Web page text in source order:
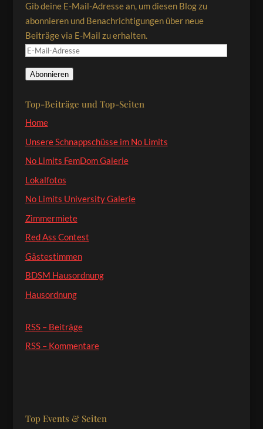
Gib deine E-Mail-Adresse an, um diesen Blog zu
abonnieren und Benachrichtigungen über neue
Beiträge via E-Mail zu erhalten.
E-
Adresse
Abonnieren
Top-Beiträge und Top-Seiten
Home
Unsere Schnappschüsse im No Limits
No Limits FemDom Galerie
Lokalfotos
No Limits University Galerie
Zimmermiete
Red Ass Contest
Gästestimmen
BDSM Hausordnung
Hausordnung
RSS – Beiträge
RSS – Kommentare
Top Events & Seiten